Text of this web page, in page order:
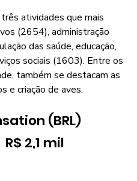
atividades que mais
(2654), administração
das saúde, educação,
sociais (1603). Entre os
também se destacam as
e criação de aves.
(BRL)
R$ 2,1 mil